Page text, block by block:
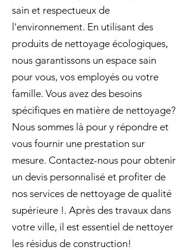
sain et respectueux de
l'environnement. En utilisant des
produits de nettoyage écologiques,
nous garantissons un espace sain
pour vous, vos employés ou votre
famille. Vous avez des besoins
spécifiques en matière de nettoyage?
Nous sommes là pour y répondre et
vous fournir une prestation sur
mesure. Contactez-nous pour obtenir
un devis personnalisé et profiter de
nos services de nettoyage de qualité
supérieure !. Après des travaux dans
votre ville, il est essentiel de nettoyer
les résidus de construction!